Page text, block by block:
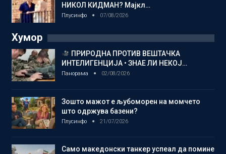
НИКОЛ КИДМАН? Мајкл…
Плусинфо 07/08/2026
Хумор
ПРИРОДНА ПРОТИВ ВЕШТАЧКА
ИНТЕЛИГЕНЦИЈА • ЗНАЕ ЛИ НЕКОЈ…
Панорама 02/08/2026
Зошто мажот е љубоморен на момчето
што одржува базени?
Плусинфо 21/07/2026
Само македонски танкер успеал да помине